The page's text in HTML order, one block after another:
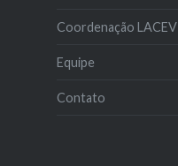
Coordenação LACEV
Equipe
Contato